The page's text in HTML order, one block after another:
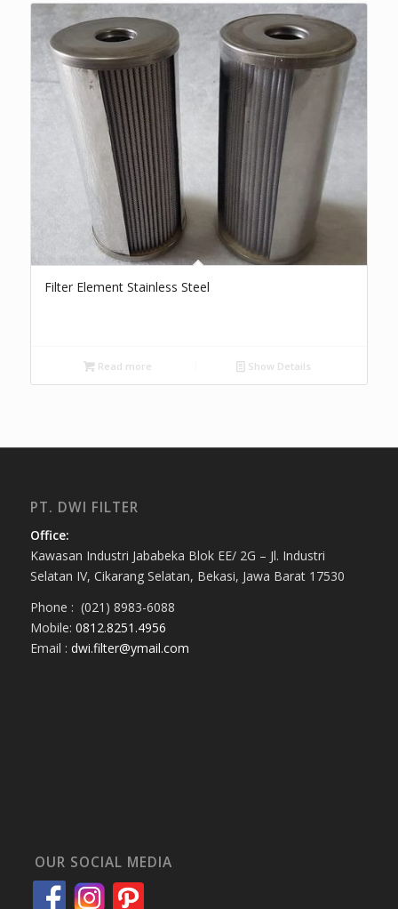
Filter Element Stainless Steel
Read more Show Details
PT. DWI FILTER
Office:
Kawasan Industri Jababeka Blok EE/ 2G – Jl. Industri
Selatan IV, Cikarang Selatan, Bekasi, Jawa Barat 17530
Phone : (021) 8983-6088
Mobile: 0812.8251.4956
Email : dwi.filter@ymail.com
OUR SOCIAL MEDIA